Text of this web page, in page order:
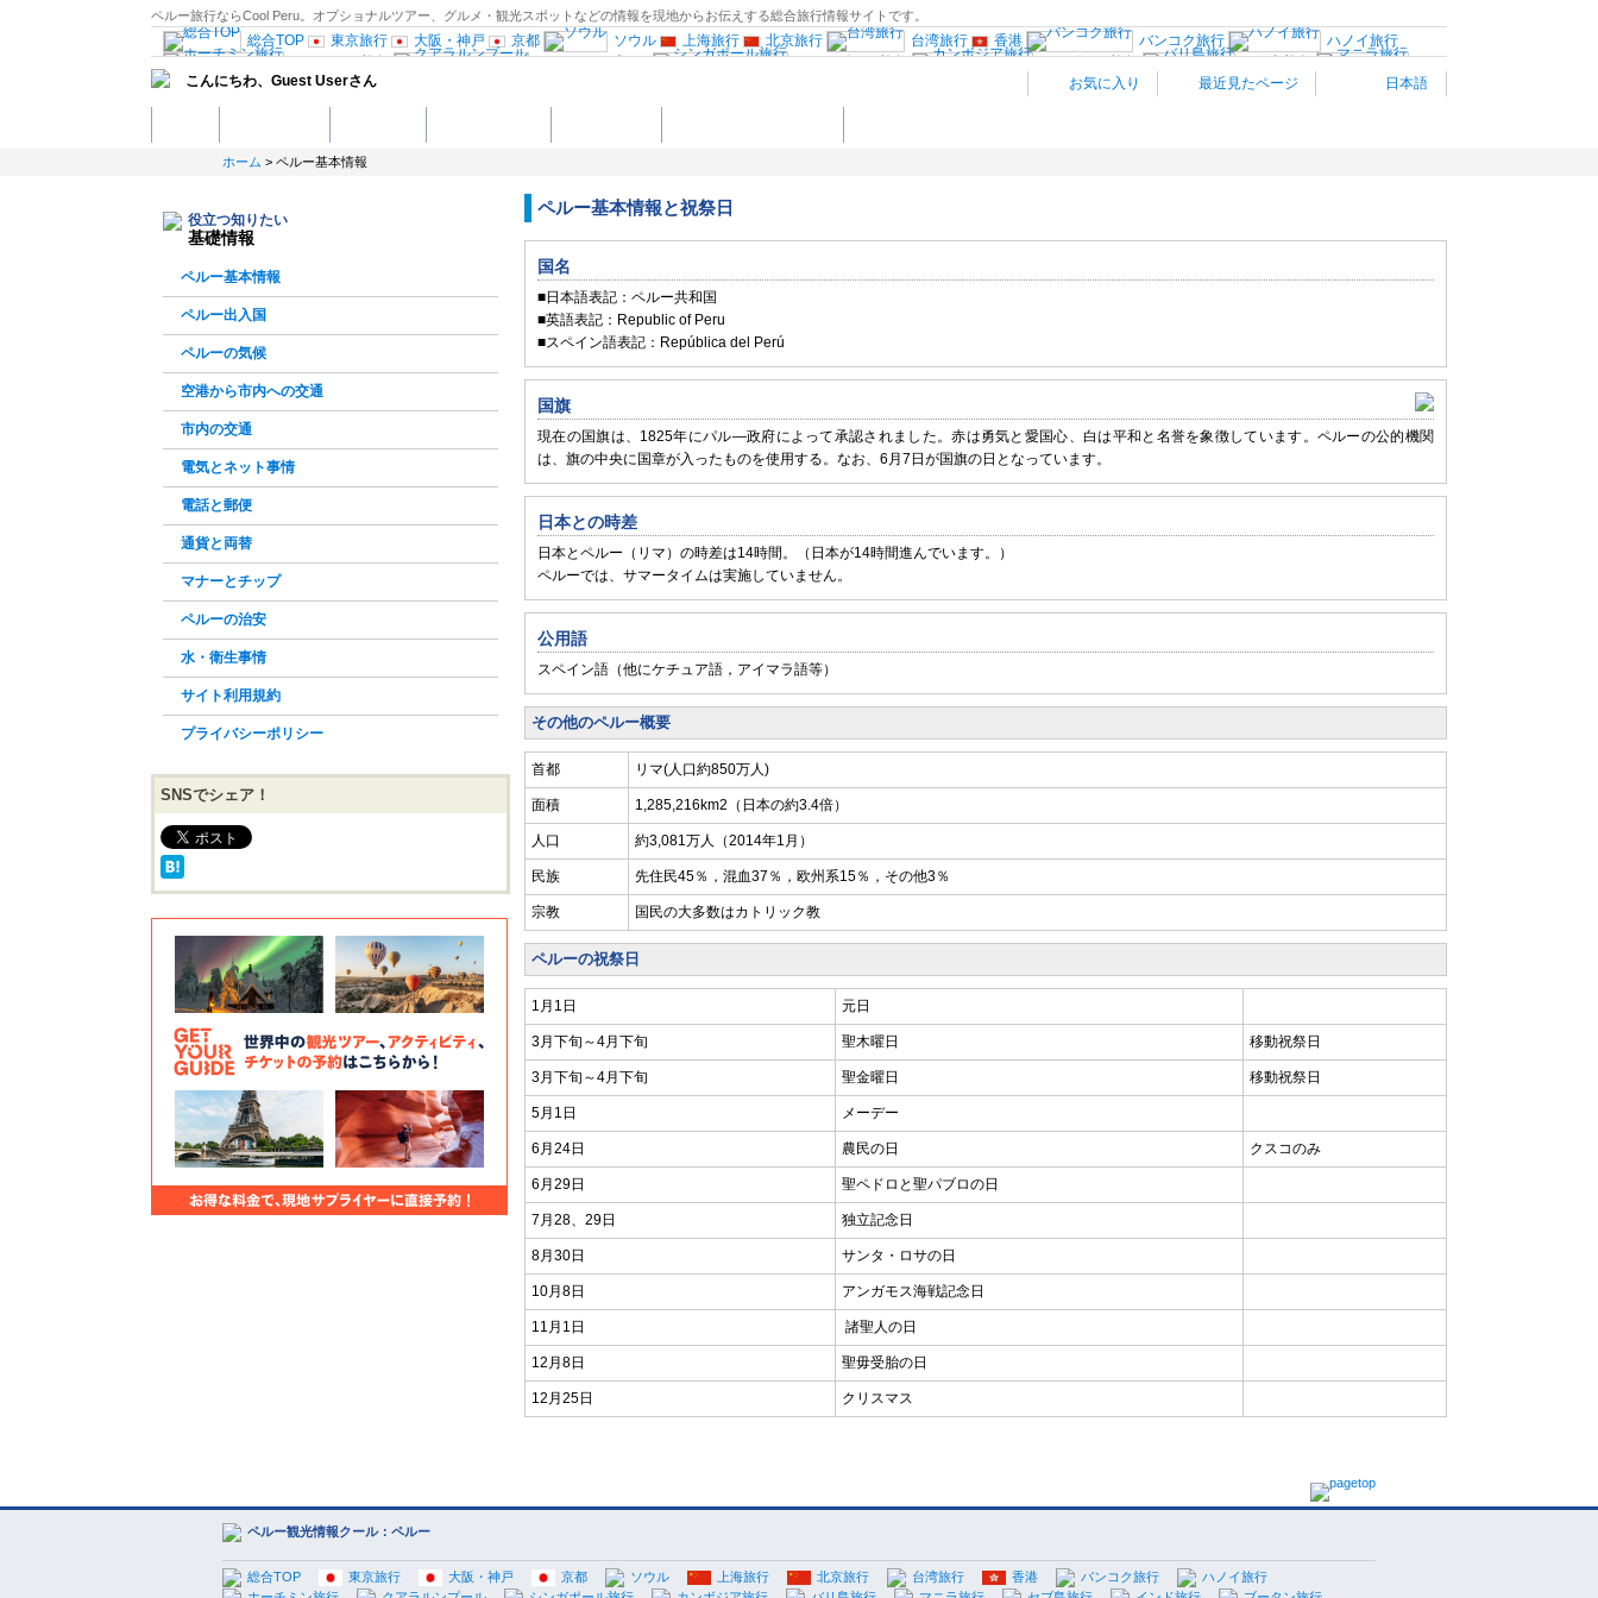
ペルー旅行ならCool Peru。オプショナルツアー、グルメ・観光スポットなどの情報を現地からお伝えする総合旅行情報サイトです。
総合TOP 東京旅行 大阪・神戸 京都 ソウル 上海旅行 北京旅行 台湾旅行 香港 バンコク旅行
ハノイ旅行
ホーチミン旅行
クアラルンプール シンガポール旅行 カンボジア旅行 バリ島旅行
マ
ニラ旅行
セブ島旅行 パリ旅行
南仏プロヴァンス
モナコ旅行
ローマ旅行 イタリア南部
スウェーデン旅行
ノルウェー旅行
ロシア旅行
ニューヨーク旅行
フロリダ旅行
ワシントンD.C旅行
リオデジャネイロ旅行
こんにちわ、 Guest Userさん お気に入り 最近見たページ 日本語
ホーム > ペルー基本情報
ペルー基本情報と祝祭日
国名
■日本語表記：ペルー共和国
■英語表記：Republic of Peru
■スペイン語表記：República del Perú
国旗
現在の国旗は、1825年にパル―政府によって承認されました。赤は勇気と愛国心、白は平和と名誉を象徴しています。ペルーの公的機関
は、旗の中央に国章が入ったものを使用する。なお、6月7日が国旗の日となっています。
日本との時差
日本とペルー（リマ）の時差は14時間。（日本が14時間進んでいます。）
ペルーでは、サマータイムは実施していません。
公用語
スペイン語（他にケチュア語，アイマラ語等）
その他のペルー概要
首都 リマ(人口約850万人)
面積 1,285,216km2（日本の約3.4倍）
人口 約3,081万人（2014年1月）
民族 先住民45％，混血37％，欧州系15％，その他3％
宗教 国民の大多数はカトリック教
ペルーの祝祭日
1月1日 元日
3月下旬～4月下旬 聖木曜日 移動祝祭日
3月下旬～4月下旬 聖金曜日 移動祝祭日
5月1日 メーデー
6月24日 農民の日 クスコのみ
6月29日 聖ペドロと聖パブロの日
7月28、29日 独立記念日
8月30日 サンタ・ロサの日
10月8日 アンガモス海戦記念日
11月1日 諸聖人の日
12月8日 聖毋受胎の日
12月25日 クリスマス
役立つ知りたい
基礎情報
ペルー基本情報
ペルー出入国
ペルーの気候
空港から市内への交通
市内の交通
電気とネット事情
電話と郵便
通貨と両替
マナーとチップ
ペルーの治安
水・衛生事情
サイト利用規約
プライバシーポリシー
SNSでシェア！
ペルー観光情報クール：ペルー
総合TOP 東京旅行 大阪・神戸 京都 ソウル 上海旅行 北京旅行 台湾旅行 香港 バンコク旅行
ハノイ旅行